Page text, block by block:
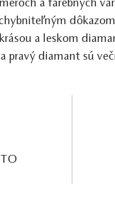
a farebných
a leskom
pravý diamant sú